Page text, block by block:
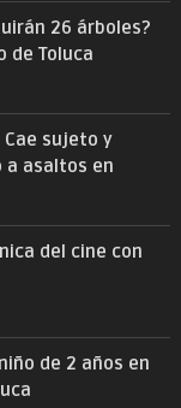
26 árboles?
de Toluca
sujeto y
a asaltos en
del cine con
de 2 años en